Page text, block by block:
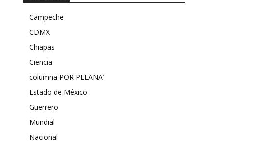
Campeche
CDMX
Chiapas
Ciencia
columna POR PELANA’
Estado de México
Guerrero
Mundial
Nacional